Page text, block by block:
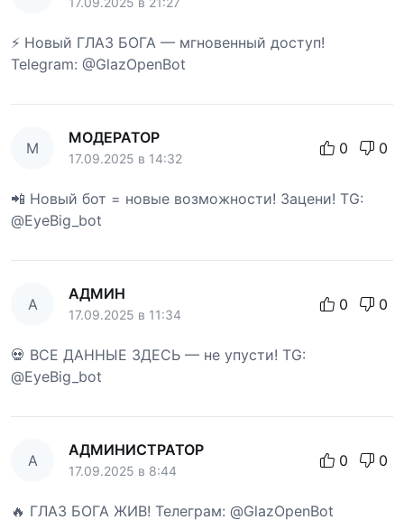
⚡ Новый ГЛАЗ БОГА — мгновенный доступ!
Telegram: @GlazOpenBot
М
МОДЕРАТОР
17.09.2025 в 14:32
0 0
📲 Новый бот = новые возможности! Зацени! TG:
@EyeBig_bot
А
АДМИН
17.09.2025 в 11:34
0 0
💀 ВСЕ ДАННЫЕ ЗДЕСЬ — не упусти! TG:
@EyeBig_bot
А
АДМИНИСТРАТОР
17.09.2025 в 8:44
0 0
🔥 ГЛАЗ БОГА ЖИВ! Телеграм: @GlazOpenBot